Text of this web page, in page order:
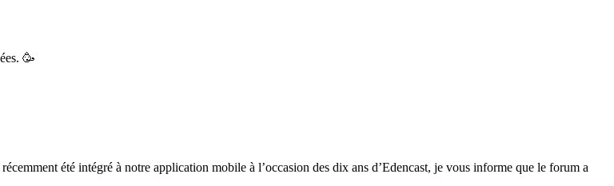
🥳
été intégré à notre application mobile à l’occasion des dix ans d’Edencast, je vous informe que le forum a